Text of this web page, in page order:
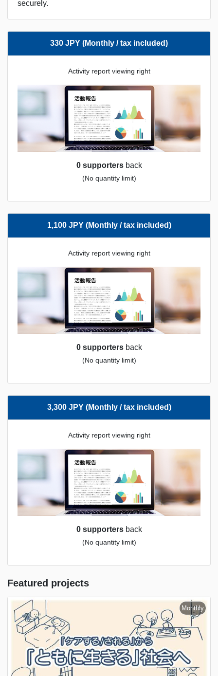
securely.
330 JPY (Monthly / tax included)
Activity report viewing right
0 supportersback
(No quantity limit)
1,100 JPY (Monthly / tax included)
Activity report viewing right
0 supportersback
(No quantity limit)
3,300 JPY (Monthly / tax included)
Activity report viewing right
0 supportersback
(No quantity limit)
Featured projects